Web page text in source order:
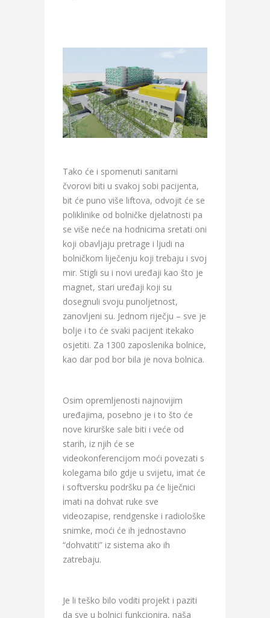
Tako će i spomenuti sanitarni
čvorovi biti u svakoj sobi pacijenta,
bit će puno više liftova, odvojit će se
poliklinike od bolničke djelatnosti pa
se više neće na hodnicima sretati oni
koji obavljaju pretrage i ljudi na
bolničkom liječenju koji trebaju i svoj
mir. Stigli su i novi uređaji kao što je
magnet, stari uređaji koji su
dosegnuli svoju punoljetnost,
zanovljeni su. Jednom riječju – sve je
bolje i to će svaki pacijent itekako
osjetiti. Za 1300 zaposlenika bolnice,
kao dar pod bor bila je nova bolnica.
Osim opremljenosti najnovijim
uređajima, posebno je i to što će
nove kirurške sale biti i veće od
starih, iz njih će se
videokonferencijom moći povezati s
kolegama bilo gdje u svijetu, imat će
i softversku podršku pa će liječnici
imati na dohvat ruke sve
videozapise, rendgenske i radiološke
snimke, moći će ih jednostavno
“dohvatiti” iz sistema ako ih
zatrebaju.
Je li teško bilo voditi projekt i paziti
da sve u bolnici funkcionira, naša